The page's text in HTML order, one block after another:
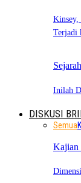
Kinsey,
Terjadi
Sejarah
Inilah
DISKUSI
Semua
Kajian